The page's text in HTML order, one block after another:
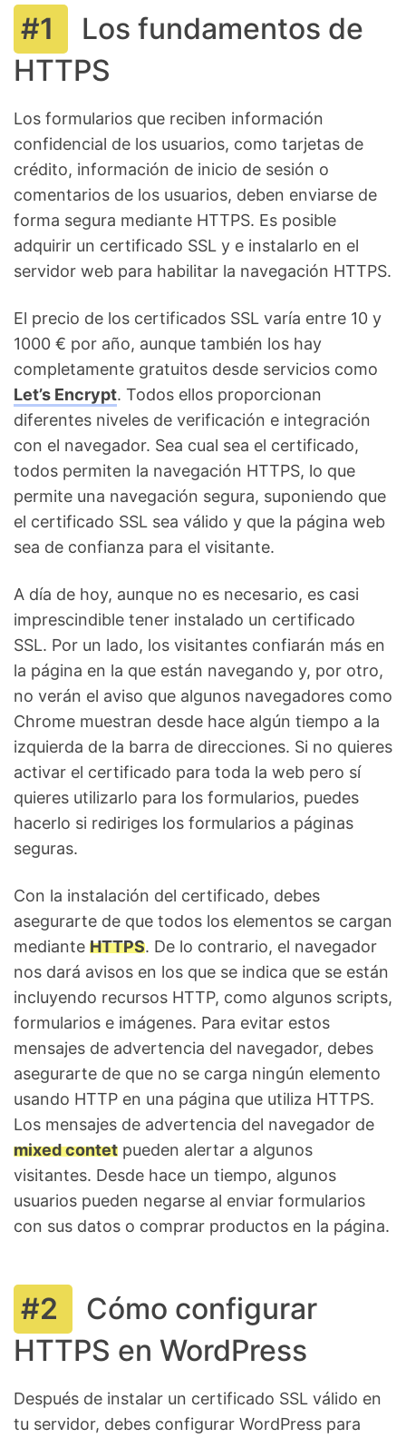
Los fundamentos de
HTTPS
Los formularios que reciben información
confidencial de los usuarios, como tarjetas de
crédito, información de inicio de sesión o
comentarios de los usuarios, deben enviarse de
forma segura mediante HTTPS. Es posible
adquirir un certificado SSL y e instalarlo en el
servidor web para habilitar la navegación HTTPS.
El precio de los certificados SSL varía entre 10 y
1000 € por año, aunque también los hay
completamente gratuitos desde servicios como
Let’s Encrypt. Todos ellos proporcionan
diferentes niveles de verificación e integración
con el navegador. Sea cual sea el certificado,
todos permiten la navegación HTTPS, lo que
permite una navegación segura, suponiendo que
el certificado SSL sea válido y que la página web
sea de confianza para el visitante.
A día de hoy, aunque no es necesario, es casi
imprescindible tener instalado un certificado
SSL. Por un lado, los visitantes confiarán más en
la página en la que están navegando y, por otro,
no verán el aviso que algunos navegadores como
Chrome muestran desde hace algún tiempo a la
izquierda de la barra de direcciones. Si no quieres
activar el certificado para toda la web pero sí
quieres utilizarlo para los formularios, puedes
hacerlo si rediriges los formularios a páginas
seguras.
Con la instalación del certificado, debes
asegurarte de que todos los elementos se cargan
mediante HTTPS. De lo contrario, el navegador
nos dará avisos en los que se indica que se están
incluyendo recursos HTTP, como algunos scripts,
formularios e imágenes. Para evitar estos
mensajes de advertencia del navegador, debes
asegurarte de que no se carga ningún elemento
usando HTTP en una página que utiliza HTTPS.
Los mensajes de advertencia del navegador de
mixed contet pueden alertar a algunos
visitantes. Desde hace un tiempo, algunos
usuarios pueden negarse al enviar formularios
con sus datos o comprar productos en la página.
Cómo configurar
HTTPS en WordPress
Después de instalar un certificado SSL válido en
tu servidor, debes configurar WordPress para